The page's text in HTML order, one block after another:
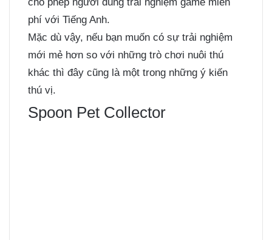
phí với Tiếng Anh.
Mặc dù vậy, nếu bạn muốn có sự trải nghiệm
mới mẻ hơn so với những trò chơi nuôi thú
khác thì đây cũng là một trong những ý kiến
thú vị.
Spoon Pet Collector